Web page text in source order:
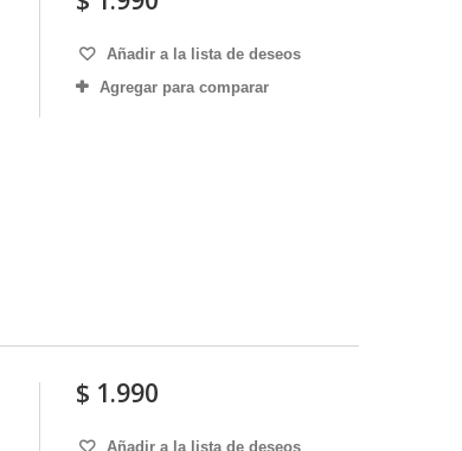
Añadir a la lista de deseos
Agregar para comparar
$ 1.990
Añadir a la lista de deseos